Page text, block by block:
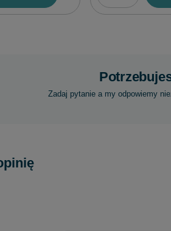
Zadaj pytanie a my odpowiemy